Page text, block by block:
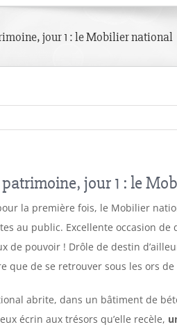
jour 1 : le Mobilier national
jour 1 : le
la première fois, le Mobilier
au public. Excellente occasion
de pouvoir ! Drôle de destin
que de se retrouver sous les ors
abrite, dans un bâtiment de
écrin aux trésors qu’elle recèle,